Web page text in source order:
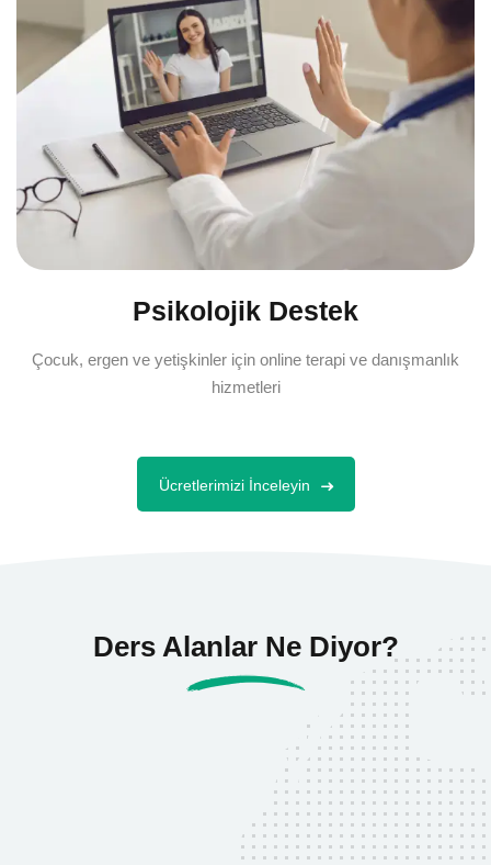
Psikolojik Destek
Çocuk, ergen ve yetişkinler için online terapi ve danışmanlık
hizmetleri
Ücretlerimizi İnceleyin
Ders Alanlar Ne Diyor?